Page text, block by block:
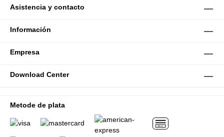
Asistencia y contacto
Información
Empresa
Download Center
Metode de plata